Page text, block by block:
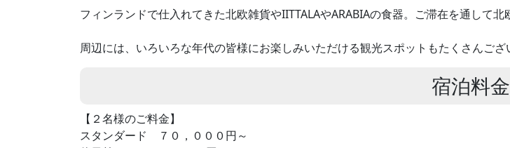
フィンランドで仕入れてきた北欧雑貨やIITTALAやARABIAの食器。ご滞在を通して北
周辺には、いろいろな年代の皆様にお楽しみいただける観光スポットもたくさんご
宿泊料金
【２名様のご料金】
スタンダード ７０，０００円～